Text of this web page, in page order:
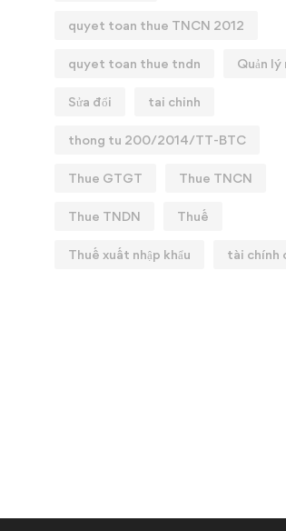
quyet toan thue TNCN 2012
quyet toan thue tndn Quản lý
Sửa đổi tai chinh
thong tu 200/2014/TT-BTC
Thue GTGT Thue TNCN
Thue TNDN Thuế
Thuế xuất nhập khẩu tài chính